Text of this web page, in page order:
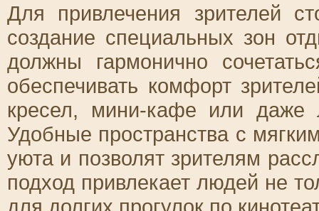
Для привлечения зрителей
создание специальных зон
должны гармонично
обеспечивать комфорт
кресел, мини-кафе или даже
Удобные пространства с
уюта и позволят зрителям
подход привлекает людей не
для долгих прогулок по